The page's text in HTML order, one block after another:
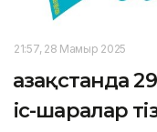
21:57, 28 Мамыр 2025
Қазақстанда
іс-шаралар